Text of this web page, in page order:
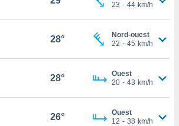
23 - 44 km/h
28°
Nord-ouest
22 - 45 km/h
28°
Ouest
20 - 43 km/h
26°
Ouest
12 - 38 km/h